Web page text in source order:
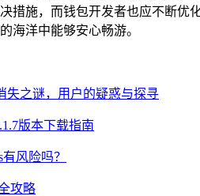
措施，而钱包开发者也应不断
海洋中能够安心畅游。
失之谜，用户的疑惑与探寻
版本下载指南
风险吗？
攻略